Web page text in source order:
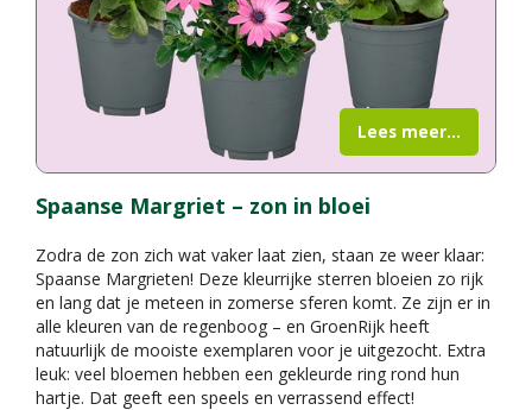
Spaanse Margriet – zon in bloei
Zodra de zon zich wat vaker laat zien, staan ze weer klaar:
Spaanse Margrieten! Deze kleurrijke sterren bloeien zo rijk
en lang dat je meteen in zomerse sferen komt. Ze zijn er in
alle kleuren van de regenboog – en GroenRijk heeft
natuurlijk de mooiste exemplaren voor je uitgezocht. Extra
leuk: veel bloemen hebben een gekleurde ring rond hun
hartje. Dat geeft een speels en verrassend effect!
Lees meer...